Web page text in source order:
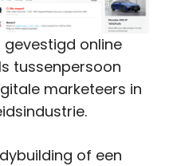
gevestigd online
tussenpersoon
marketeers in
of een